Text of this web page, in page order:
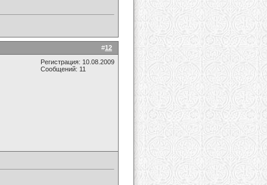
#12
Регистрация: 10.08.2009
Сообщений: 11